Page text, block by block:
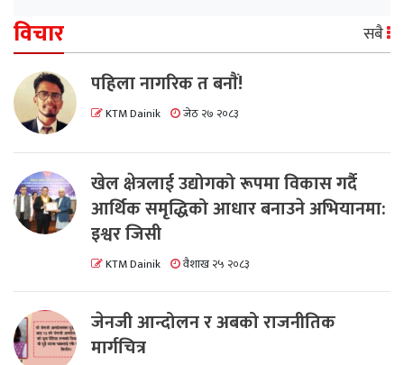
विचार सबै
पहिला नागरिक त बनाैं!
KTM Dainik जेठ २७ २०८३
खेल क्षेत्रलाई उद्योगको रूपमा विकास गर्दै
आर्थिक समृद्धिको आधार बनाउने अभियानमा:
इश्वर जिसी
KTM Dainik वैशाख २५ २०८३
जेनजी आन्दोलन र अबको राजनीतिक
मार्गचित्र